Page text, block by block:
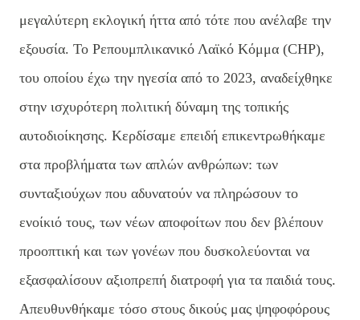
μεγαλύτερη εκλογική ήττα από τότε που ανέλαβε την
εξουσία. Το Ρεπουμπλικανικό Λαϊκό Κόμμα (CHP),
του οποίου έχω την ηγεσία από το 2023, αναδείχθηκε
στην ισχυρότερη πολιτική δύναμη της τοπικής
αυτοδιοίκησης. Κερδίσαμε επειδή επικεντρωθήκαμε
στα προβλήματα των απλών ανθρώπων: των
συνταξιούχων που αδυνατούν να πληρώσουν το
ενοίκιό τους, των νέων αποφοίτων που δεν βλέπουν
προοπτική και των γονέων που δυσκολεύονται να
εξασφαλίσουν αξιοπρεπή διατροφή για τα παιδιά τους.
Απευθυνθήκαμε τόσο στους δικούς μας ψηφοφόρους